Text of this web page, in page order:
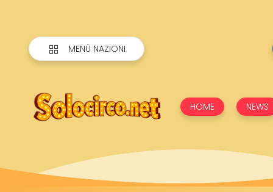
MENÙ NAZIONI
HOME NEWS